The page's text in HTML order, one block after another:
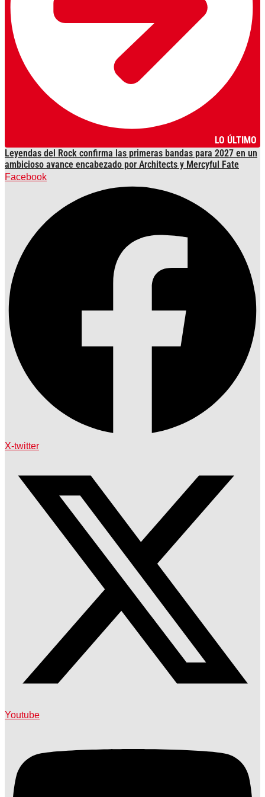
LO ÚLTIMO
Leyendas del Rock confirma las primeras bandas para 2027 en un
ambicioso avance encabezado por Architects y Mercyful Fate
Facebook
X-twitter
Youtube